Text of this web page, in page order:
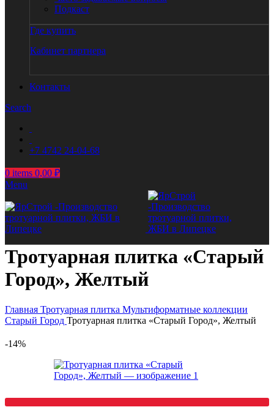
Подкаст
Где купить
Кабинет партнера
Контакты
Search
+7 4742 24-04-68
0 items 0,00 ₽
Menu
Тротуарная плитка «Старый
Город», Желтый
Главная Тротуарная плитка Мультиформатные коллекции
Старый Город Тротуарная плитка «Старый Город», Желтый
-14%